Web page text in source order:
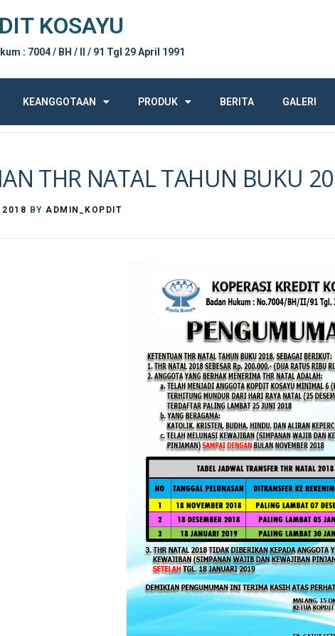
KOSAYU
: 7004 / BH / II / 91 Tgl 29 April 1991
KEANGGOTAAN PRODUK BERITA GALERI
THR NATAL TAHUN BUKU
2018 BY ADMIN_KOPDIT